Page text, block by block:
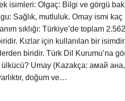
isimleri: Olgaç: Bilgi ve görgü
Sağlık, mutluluk. Omay ismi
sıklığı: Türkiye’de toplam
Kızlar için kullanılan bir
biridir. Türk Dil Kurumu’na
ülkücü? Umay (Kazakça: амай
doğum ve…